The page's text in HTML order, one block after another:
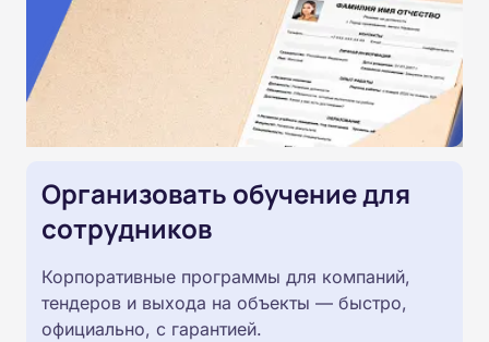
Организовать обучение для
сотрудников
Корпоративные программы для компаний,
тендеров и выхода на объекты — быстро,
официально, с гарантией.